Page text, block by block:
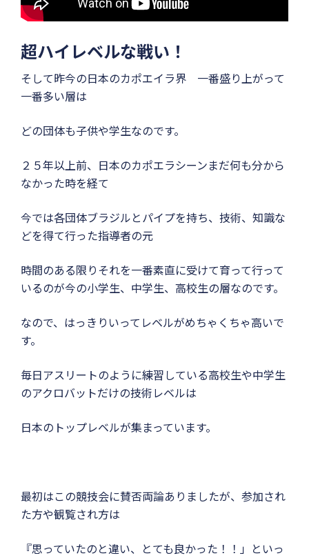
超ハイレベルな戦い！
そして昨今の日本のカポエイラ界 一番盛り上がって
一番多い層は
どの団体も子供や学生なのです。
２５年以上前、日本のカポエラシーンまだ何も分から
なかった時を経て
今では各団体ブラジルとパイプを持ち、技術、知識な
どを得て行った指導者の元
時間のある限りそれを一番素直に受けて育って行って
いるのが今の小学生、中学生、高校生の層なのです。
なので、はっきりいってレベルがめちゃくちゃ高いで
す。
毎日アスリートのように練習している高校生や中学生
のアクロバットだけの技術レベルは
日本のトップレベルが集まっています。
最初はこの競技会に賛否両論ありましたが、参加され
た方や観覧され方は
『思っていたのと違い、とても良かった！！」といっ